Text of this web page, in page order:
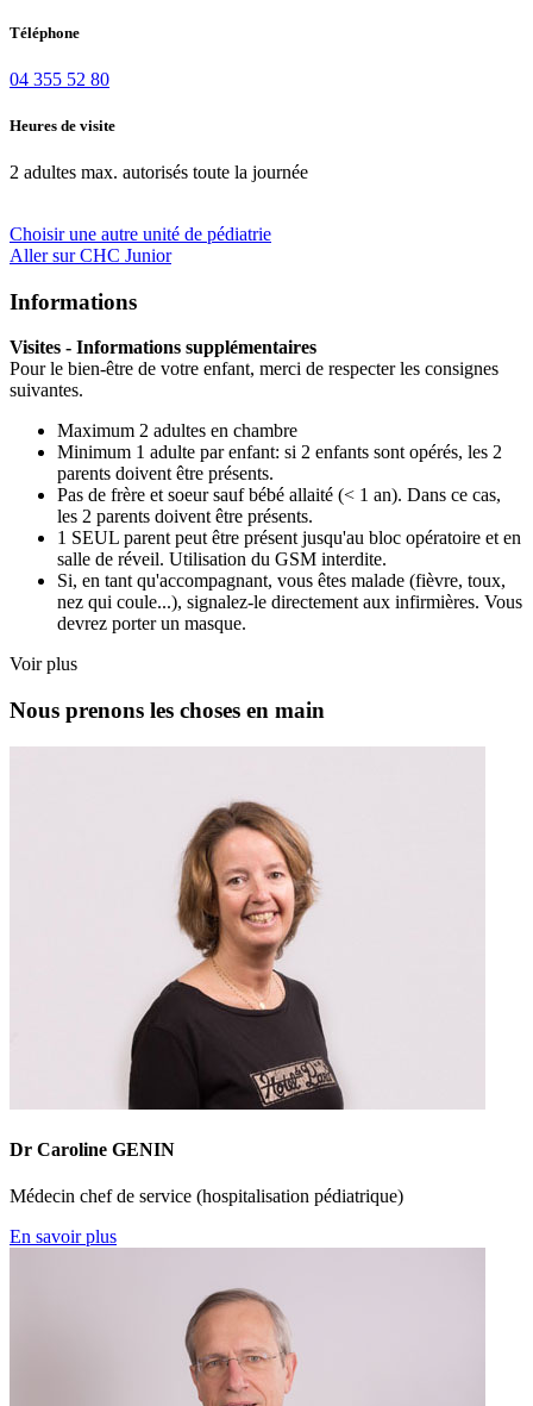
Téléphone
04 355 52 80
Heures de visite
2 adultes max. autorisés toute la journée
Choisir une autre unité de pédiatrie
Aller sur CHC Junior
Informations
Visites - Informations supplémentaires
Pour le bien-être de votre enfant, merci de respecter les consignes
suivantes.
Maximum 2 adultes en chambre
Minimum 1 adulte par enfant: si 2 enfants sont opérés, les 2
parents doivent être présents.
Pas de frère et soeur sauf bébé allaité (< 1 an). Dans ce cas,
les 2 parents doivent être présents.
1 SEUL parent peut être présent jusqu'au bloc opératoire et en
salle de réveil. Utilisation du GSM interdite.
Si, en tant qu'accompagnant, vous êtes malade (fièvre, toux,
nez qui coule...), signalez-le directement aux infirmières. Vous
devrez porter un masque.
Voir plus
Nous prenons les choses en main
Dr Caroline GENIN
Médecin chef de service (hospitalisation pédiatrique)
En savoir plus